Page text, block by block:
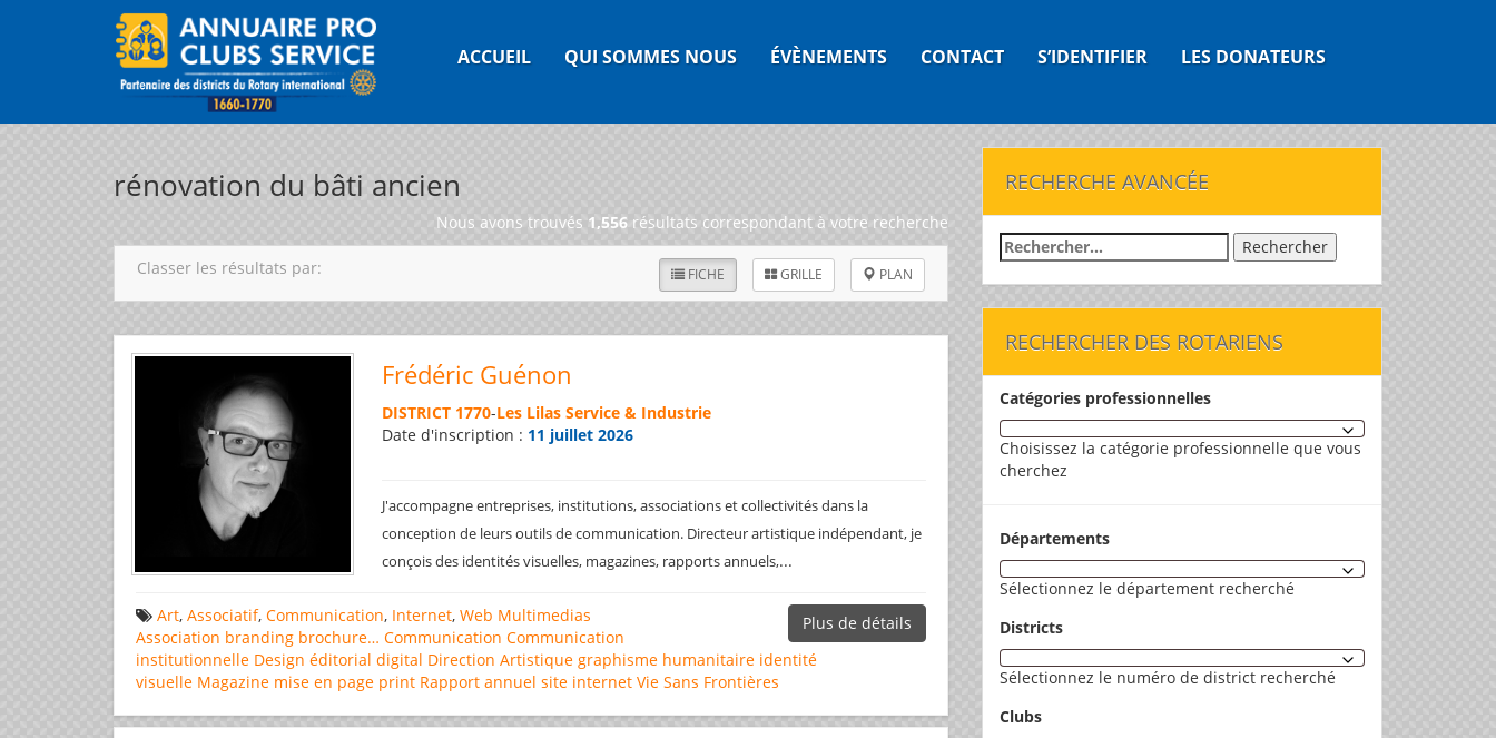
ACCUEIL QUI SOMMES NOUS ÉVÈNEMENTS CONTACT S’IDENTIFIER LES DONATEURS
rénovation du bâti ancien
Nous avons trouvés 1,556 résultats correspondant à votre recherche
FICHE GRILLE PLAN
Classer les résultats par:
Frédéric Guénon
DISTRICT 1770-Les Lilas Service & Industrie
Date d'inscription : 11 juillet 2026
J'accompagne entreprises, institutions, associations et collectivités dans la
conception de leurs outils de communication. Directeur artistique indépendant, je
conçois des identités visuelles, magazines, rapports annuels,...
Plus de détails
Art, Associatif, Communication, Internet, Web Multimedias
Association branding brochure… Communication Communication
institutionnelle Design éditorial digital Direction Artistique graphisme humanitaire identité
visuelle Magazine mise en page print Rapport annuel site internet Vie Sans Frontières
RECHERCHE AVANCÉE
Rechercher :
RECHERCHER DES ROTARIENS
Catégories professionnelles
Choisissez la catégorie professionnelle que vous
cherchez
Départements
Sélectionnez le département recherché
Districts
Sélectionnez le numéro de district recherché
Clubs